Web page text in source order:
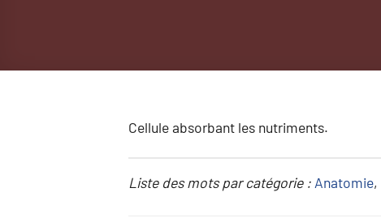
Cellule absorbant les nutriments.
Liste des mots par catégorie : Anatomie,